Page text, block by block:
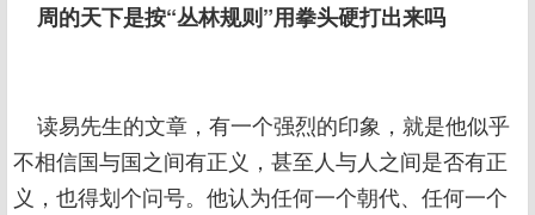
周的天下是按“丛林规则”用拳头硬打出来吗
读易先生的文章，有一个强烈的印象，就是他似乎
不相信国与国之间有正义，甚至人与人之间是否有正
义，也得划个问号。他认为任何一个朝代、任何一个